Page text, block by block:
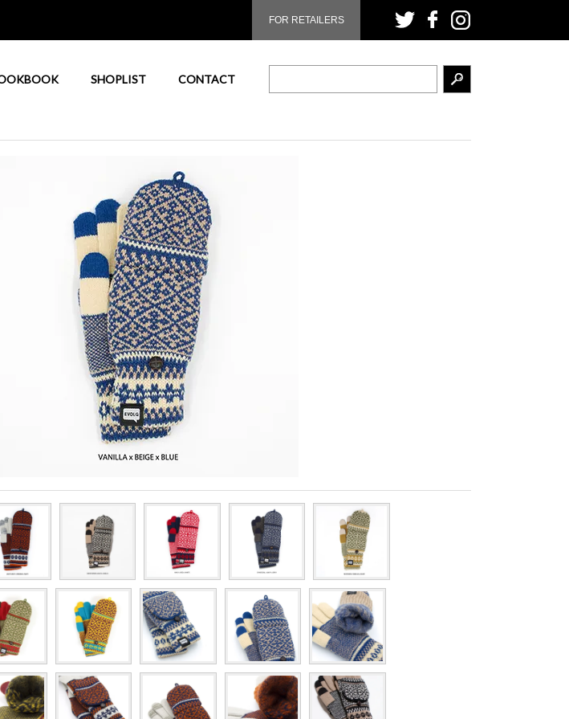
FOR RETAILERS
SHOPLIST CONTACT